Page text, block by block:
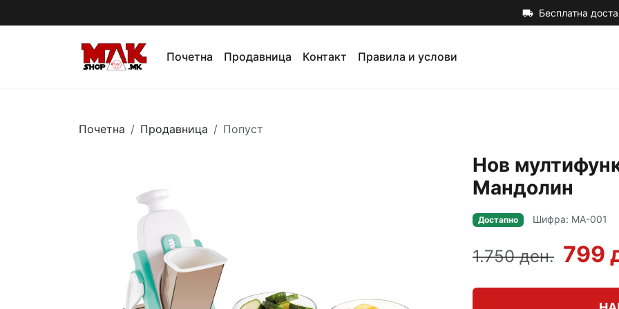
local_shipping Бесплатна
Почетна Продавница Контакт Правила и услови
Почетна Продавница Попуст
Нов
Мандолин
Достапно Шифра: MA-001
1.750 ден. 799